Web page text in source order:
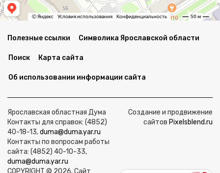
Полезные ссылки Символика Ярославской области
Поиск Карта сайта
Об использовании информации сайта
Ярославская областная Дума
Контакты для справок: (4852)
40-18-13,duma@duma.yar.ru
Контакты по вопросам работы
сайта: (4852) 40-10-33,
duma@duma.yar.ru
COPYRIGHT © 2026. Сайт
Создание и продвижение
сайтов Pixelsblend.ru